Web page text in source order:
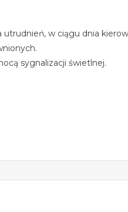
w ciągu dnia
sygnalizacji świetlnej.